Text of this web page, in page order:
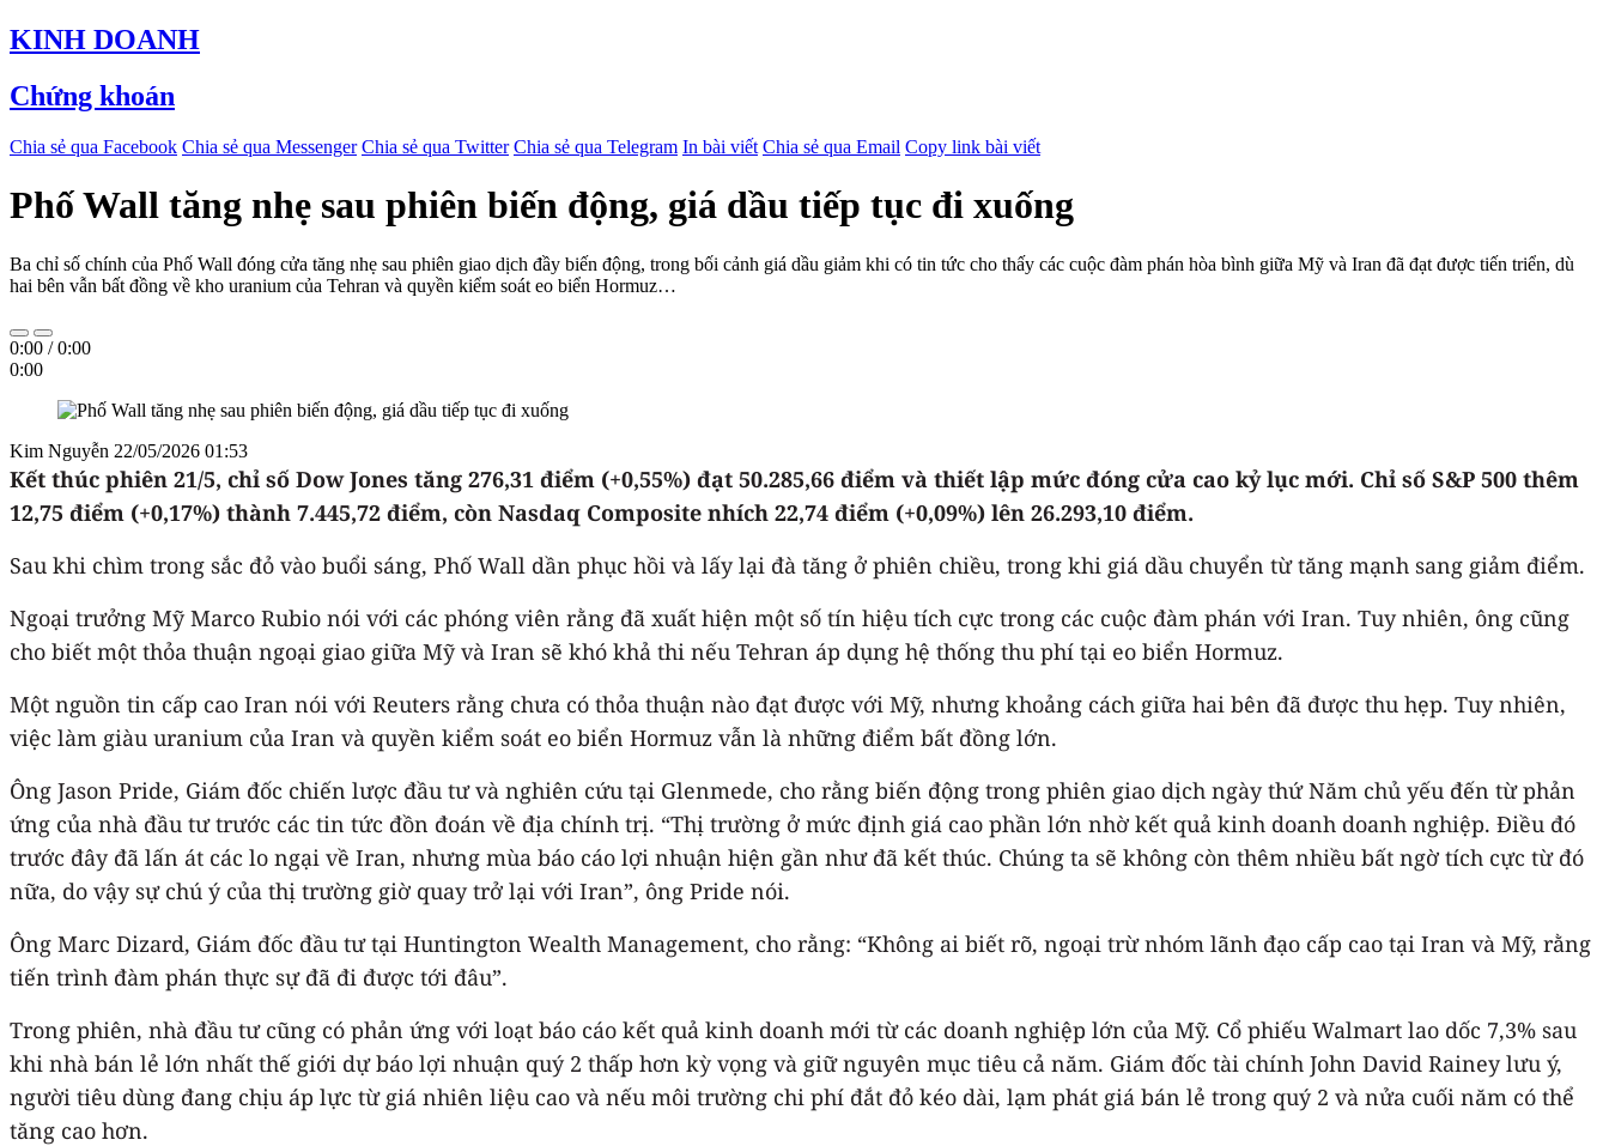
KINH DOANH
Chứng khoán
Chia sẻ qua Facebook Chia sẻ qua Messenger Chia sẻ qua Twitter Chia sẻ qua Telegram In bài viết Chia sẻ qua Email Copy link bài viết
Phố Wall tăng nhẹ sau phiên biến động, giá dầu tiếp tục đi xuống
Ba chỉ số chính của Phố Wall đóng cửa tăng nhẹ sau phiên giao dịch đầy biến động, trong bối cảnh giá dầu giảm khi có tin tức cho thấy các cuộc đàm phán hòa bình giữa Mỹ và Iran đã đạt được tiến triển, dù
hai bên vẫn bất đồng về kho uranium của Tehran và quyền kiểm soát eo biển Hormuz…
0:00 /0:00
0:00
Kim Nguyễn 22/05/2026 01:53
Kết thúc phiên 21/5, chỉ số Dow Jones tăng 276,31 điểm (+0,55%) đạt 50.285,66 điểm và thiết lập mức đóng cửa cao kỷ lục mới. Chỉ số S&P 500 thêm
12,75 điểm (+0,17%) thành 7.445,72 điểm, còn Nasdaq Composite nhích 22,74 điểm (+0,09%) lên 26.293,10 điểm.
Sau khi chìm trong sắc đỏ vào buổi sáng, Phố Wall dần phục hồi và lấy lại đà tăng ở phiên chiều, trong khi giá dầu chuyển từ tăng mạnh sang giảm điểm.
Ngoại trưởng Mỹ Marco Rubio nói với các phóng viên rằng đã xuất hiện một số tín hiệu tích cực trong các cuộc đàm phán với Iran. Tuy nhiên, ông cũng
cho biết một thỏa thuận ngoại giao giữa Mỹ và Iran sẽ khó khả thi nếu Tehran áp dụng hệ thống thu phí tại eo biển Hormuz.
Một nguồn tin cấp cao Iran nói với Reuters rằng chưa có thỏa thuận nào đạt được với Mỹ, nhưng khoảng cách giữa hai bên đã được thu hẹp. Tuy nhiên,
việc làm giàu uranium của Iran và quyền kiểm soát eo biển Hormuz vẫn là những điểm bất đồng lớn.
Ông Jason Pride, Giám đốc chiến lược đầu tư và nghiên cứu tại Glenmede, cho rằng biến động trong phiên giao dịch ngày thứ Năm chủ yếu đến từ phản
ứng của nhà đầu tư trước các tin tức đồn đoán về địa chính trị. “Thị trường ở mức định giá cao phần lớn nhờ kết quả kinh doanh doanh nghiệp. Điều đó
trước đây đã lấn át các lo ngại về Iran, nhưng mùa báo cáo lợi nhuận hiện gần như đã kết thúc. Chúng ta sẽ không còn thêm nhiều bất ngờ tích cực từ đó
nữa, do vậy sự chú ý của thị trường giờ quay trở lại với Iran”, ông Pride nói.
Ông Marc Dizard, Giám đốc đầu tư tại Huntington Wealth Management, cho rằng: “Không ai biết rõ, ngoại trừ nhóm lãnh đạo cấp cao tại Iran và Mỹ, rằng
tiến trình đàm phán thực sự đã đi được tới đâu”.
Trong phiên, nhà đầu tư cũng có phản ứng với loạt báo cáo kết quả kinh doanh mới từ các doanh nghiệp lớn của Mỹ. Cổ phiếu Walmart lao dốc 7,3% sau
khi nhà bán lẻ lớn nhất thế giới dự báo lợi nhuận quý 2 thấp hơn kỳ vọng và giữ nguyên mục tiêu cả năm. Giám đốc tài chính John David Rainey lưu ý,
người tiêu dùng đang chịu áp lực từ giá nhiên liệu cao và nếu môi trường chi phí đắt đỏ kéo dài, lạm phát giá bán lẻ trong quý 2 và nửa cuối năm có thể
tăng cao hơn.